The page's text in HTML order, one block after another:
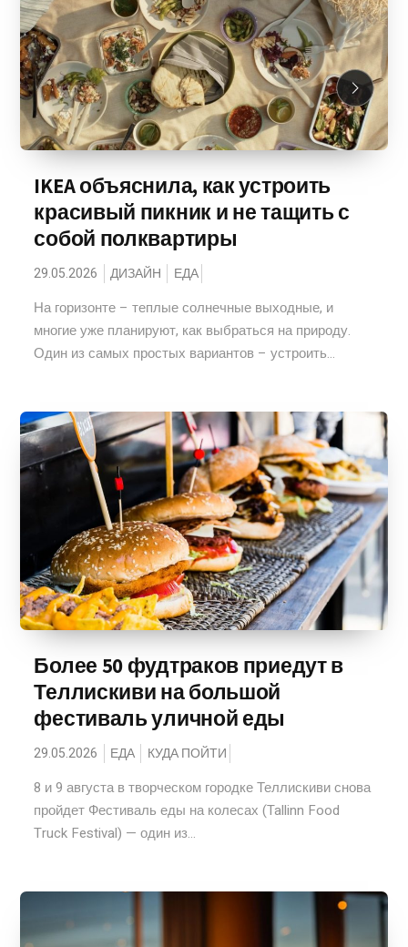
IKEA объяснила, как устроить
красивый пикник и не тащить с
собой полквартиры
29.05.2026 ДИЗАЙН ЕДА
На горизонте – теплые солнечные выходные, и
многие уже планируют, как выбраться на природу.
Один из самых простых вариантов – устроить...
Более 50 фудтраков приедут в
Теллискиви на большой
фестиваль уличной еды
29.05.2026 ЕДА КУДА ПОЙТИ
8 и 9 августа в творческом городке Теллискиви снова
пройдет Фестиваль еды на колесах (Tallinn Food
Truck Festival) — один из...